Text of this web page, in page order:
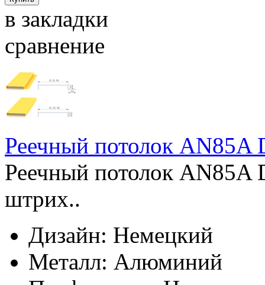
в закладки
сравнение
Реечный потолок AN85A
Реечный потолок AN85A
штрих..
Дизайн: Немецкий
Металл: Алюминий